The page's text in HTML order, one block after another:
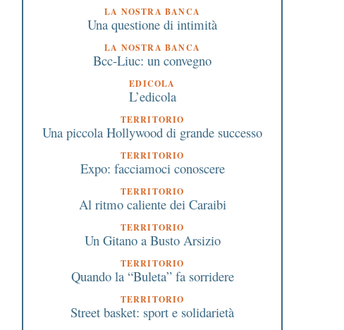
LA NOSTRA BANCA
Una questione di intimità
LA NOSTRA BANCA
Bcc-Liuc: un convegno
EDICOLA
L’edicola
TERRITORIO
Una piccola Hollywood di grande successo
TERRITORIO
Expo: facciamoci conoscere
TERRITORIO
Al ritmo caliente dei Caraibi
TERRITORIO
Un Gitano a Busto Arsizio
TERRITORIO
Quando la “Buleta” fa sorridere
TERRITORIO
Street basket: sport e solidarietà